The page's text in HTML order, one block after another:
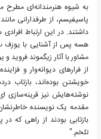
به شیوه هنرمندانه‌ای مطرح
پاسیفیسم، از طرفدارانی
داشتند. در این ارتباط
هسه پس از آشنایی با یوزف
مشاور با آثار زیگموند
خویشتن بوده‌اند، بازتاب
مقدمه یک نویسنده
بازتابی بودند از راهی که در
تلخم."